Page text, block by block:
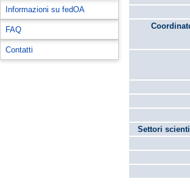
Informazioni su fedOA
FAQ
Contatti
Settori